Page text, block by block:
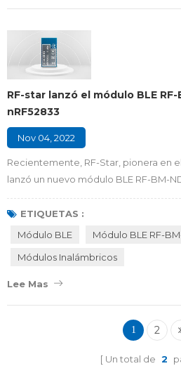
RF-star lanzó el módulo BLE
nRF52833
Nov 04, 2022
Recientemente, RF-Star, pionera en
lanzó un nuevo módulo BLE RF-BM-
su cartera de líneas Nordic nRF52. El
mide 33,0*17,7* 2,1 mm, está
Nordic Semiconductor, un SoC de
ZigBee y propietario de 2,4 GHz,...
ETIQUETAS :
Módulo BLE
Módulo BLE RF-
Módulos Inalámbricos
Lee Mas
1 2
Un total de 2